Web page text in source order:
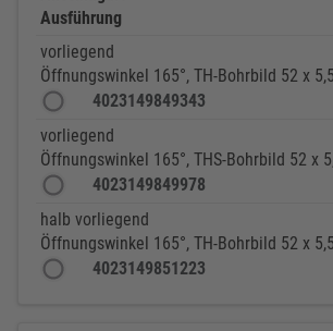
Ausführung
vorliegend
Öffnungswinkel 165°, TH-Bohrbild 52 x
4023149849343
vorliegend
Öffnungswinkel 165°, THS-Bohrbild 52 x
4023149849978
halb vorliegend
Öffnungswinkel 165°, TH-Bohrbild 52 x
4023149851223